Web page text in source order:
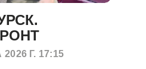
Г. 17:15